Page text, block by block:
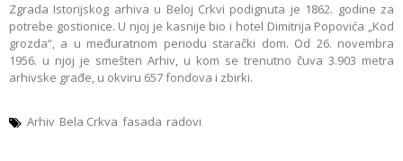
Zgrada Istorijskog arhiva u Beloj Crkvi podignuta je 1862. godine za
potrebe gostionice. U njoj je kasnije bio i hotel Dimitrija Popovića „Kod
grozda“, a u međuratnom periodu starački dom. Od 26. novembra
1956. u njoj je smešten Arhiv, u kom se trenutno čuva 3.903 metra
arhivske građe, u okviru 657 fondova i zbirki.
Arhiv Bela Crkva fasada radovi